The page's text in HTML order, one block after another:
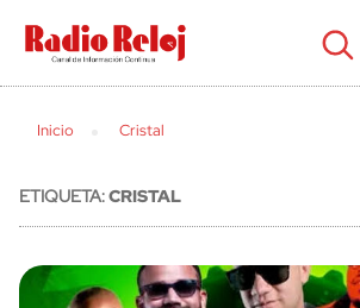
cerrar
Inicio Cristal
ETIQUETA:CRISTAL